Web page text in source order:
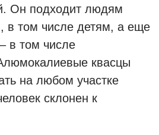
Он подходит людям
в том числе детям, а еще
в том числе
квасцы
на любом участке
склонен к